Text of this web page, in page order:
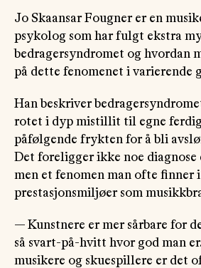
Jo Skaansar Fougner er en
psykolog som har fulgt ekstra
bedragersyndromet og hvordan
på dette fenomenet i varierende
Han beskriver
rotet i dyp mistillit til egne
påfølgende frykten for å bli
Det foreligger ikke noe
men et fenomen man ofte finner i
prestasjonsmiljøer som
— Kunstnere er mer sårbare for
så svart-på-hvitt hvor god man
musikere og skuespillere er det